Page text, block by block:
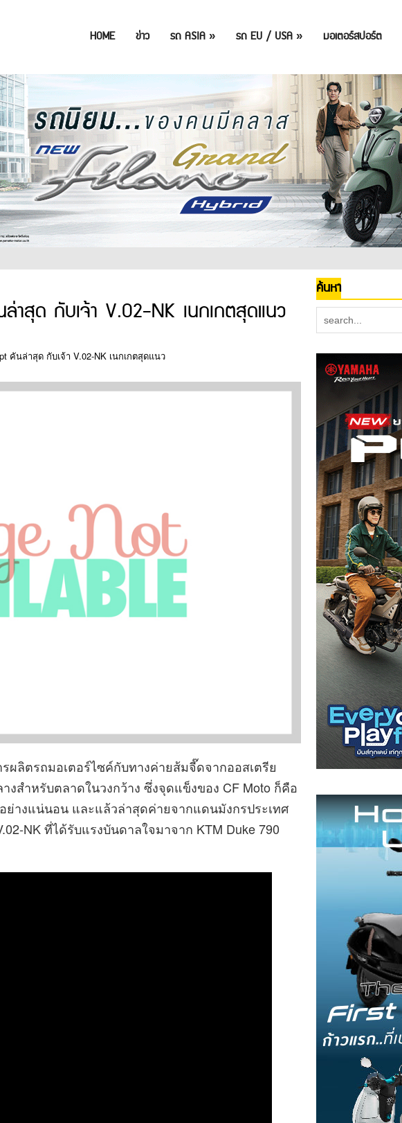
HOME ข่าว รถ ASIA » รถ EU / USA » มอเตอร์สปอร์ต
สุด กับเจ้า V.02-NK เนกเกตสุดแนว
คันล่าสุด กับเจ้า V.02-NK เนกเกตสุดแนว
ลิตรถมอเตอร์ไซค์กับทางค่ายส้มจี๊ดจากออสเตรีย
งสำหรับตลาดในวงกว้าง ซึ่งจุดแข็งของ CF Moto ก็คือ
ย่างแน่นอน และแล้วล่าสุดค่ายจากแดนมังกรประเทศ
NK ที่ได้รับแรงบันดาลใจมาจาก KTM Duke 790
ค้นหา